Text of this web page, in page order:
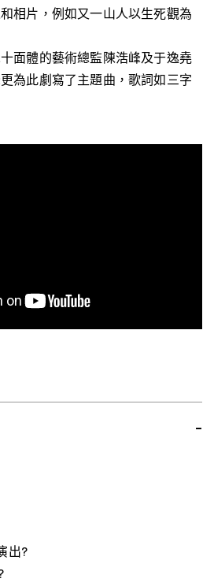
相片，例如又一山人以生死觀為
面體的藝術總監陳浩峰及于逸堯
為此劇寫了主題曲，歌詞如三字
-
出?